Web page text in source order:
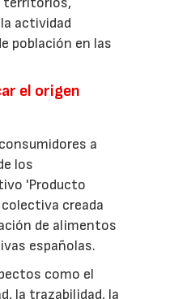
actividad
población en las
el origen
a
los
'Producto
creada
de alimentos
españolas.
como el
la trazabilidad, la